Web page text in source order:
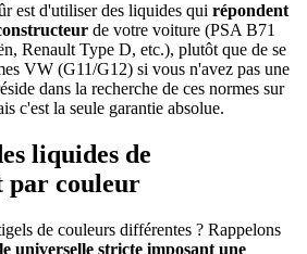
est d'utiliser des liquides qui répondent
de votre voiture (PSA B71
Renault Type D, etc.), plutôt que de se
VW (G11/G12) si vous n'avez pas une
dans la recherche de ces normes sur
c'est la seule garantie absolue.
liquides de
par couleur
de couleurs différentes ? Rappelons
universelle stricte imposant une